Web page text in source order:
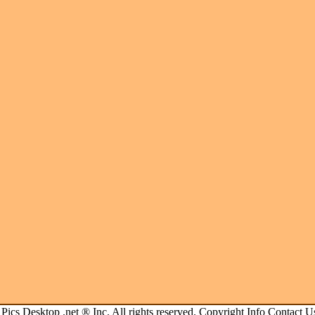
Pics Desktop .net ® Inc. All rights reserved. Copyright Info Contact